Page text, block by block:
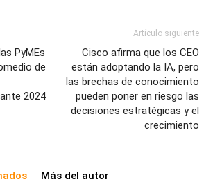
PyMEs
de
2024
Artículo siguiente
Cisco afirma que los CEO
están adoptando la IA, pero
las brechas de conocimiento
pueden poner en riesgo las
decisiones estratégicas y el
crecimiento
Más del autor